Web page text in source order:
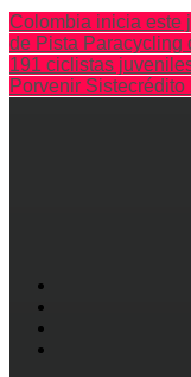
Colombia inicia este
de Pista Paracycling
191 ciclistas
Porvenir Sistecrédito